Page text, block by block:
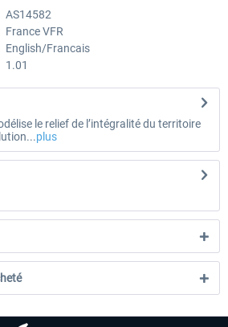
AS14582
France VFR
English/Francais
1.01
le relief de l’intégralité du territoire
plus